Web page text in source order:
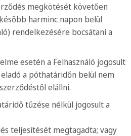
megkötését követően
harminc napon belül
rendelkezésére bocsátani a
esetén a Felhasználó jogosult
a póthatáridőn belül nem
elállni.
tűzése nélkül jogosult a
teljesítését megtagadta; vagy